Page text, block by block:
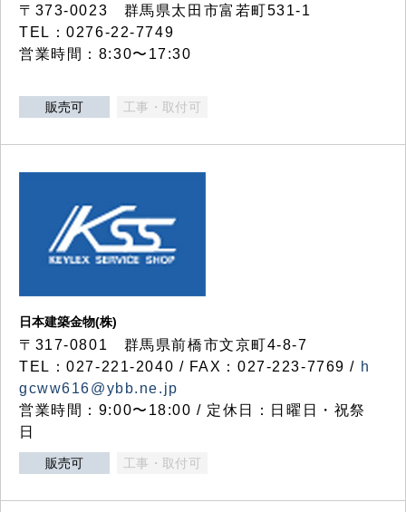
〒373-0023 群馬県太田市富若町531-1
TEL：0276-22-7749
営業時間：8:30〜17:30
販売可 工事・取付可
日本建築金物(株)
〒317‐0801 群馬県前橋市文京町4-8-7
TEL：027-221-2040 / FAX：027-223-7769 / h
gcww616@ybb.ne.jp
営業時間：9:00〜18:00 / 定休日：日曜日・祝祭
日
販売可 工事・取付可